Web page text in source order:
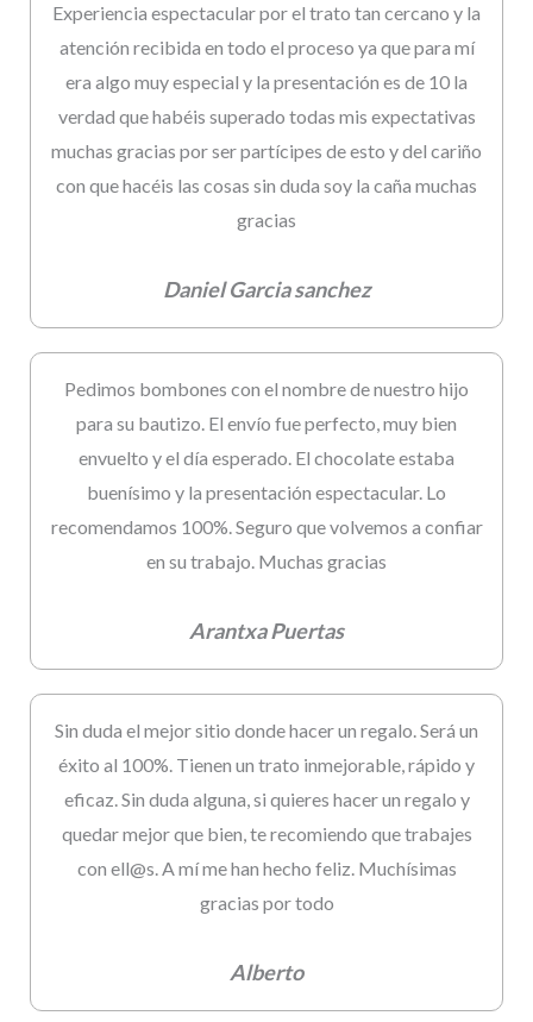
Experiencia espectacular por el trato tan cercano y la
atención recibida en todo el proceso ya que para mí
era algo muy especial y la presentación es de 10 la
verdad que habéis superado todas mis expectativas
muchas gracias por ser partícipes de esto y del cariño
con que hacéis las cosas sin duda soy la caña muchas
gracias
Daniel Garcia sanchez
Pedimos bombones con el nombre de nuestro hijo
para su bautizo. El envío fue perfecto, muy bien
envuelto y el día esperado. El chocolate estaba
buenísimo y la presentación espectacular. Lo
recomendamos 100%. Seguro que volvemos a confiar
en su trabajo. Muchas gracias
Arantxa Puertas
Sin duda el mejor sitio donde hacer un regalo. Será un
éxito al 100%. Tienen un trato inmejorable, rápido y
eficaz. Sin duda alguna, si quieres hacer un regalo y
quedar mejor que bien, te recomiendo que trabajes
con ell@s. A mí me han hecho feliz. Muchísimas
gracias por todo
Alberto